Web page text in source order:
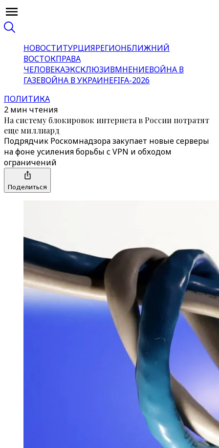
НОВОСТИТУРЦИЯРЕГИОНБЛИЖНИЙ
ВОСТОКПРАВА
ЧЕЛОВЕКАЭКСКЛЮЗИВМНЕНИЕВОЙНА В
ГАЗЕВОЙНА В УКРАИНЕFIFA-2026
ПОЛИТИКА
2 мин чтения
На систему блокировок интернета в России потратят
еще миллиард
Подрядчик Роскомнадзора закупает новые серверы
на фоне усиления борьбы с VPN и обходом
ограничений
Поделиться